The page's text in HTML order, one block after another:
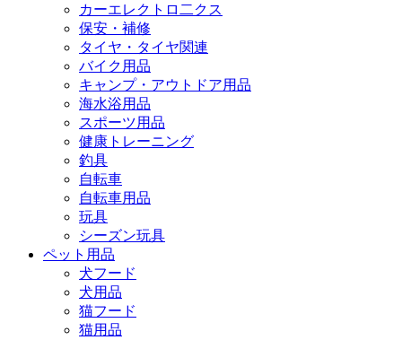
カーエレクトロ二クス
保安・補修
タイヤ・タイヤ関連
バイク用品
キャンプ・アウトドア用品
海水浴用品
スポーツ用品
健康トレーニング
釣具
自転車
自転車用品
玩具
シーズン玩具
ペット用品
犬フード
犬用品
猫フード
猫用品